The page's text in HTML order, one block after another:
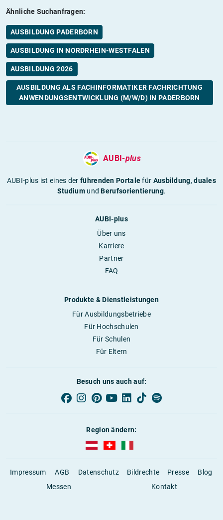
Ähnliche Suchanfragen:
AUSBILDUNG PADERBORN
AUSBILDUNG IN NORDRHEIN-WESTFALEN
AUSBILDUNG 2026
AUSBILDUNG ALS FACHINFORMATIKER FACHRICHTUNG
ANWENDUNGSENTWICKLUNG (M/W/D) IN PADERBORN
AUBI-plus
AUBI-plus ist eines derführenden Portalefür Ausbildung,duales
StudiumundBerufsorientierung.
AUBI-plus
Über uns
Karriere
Partner
FAQ
Produkte & Dienstleistungen
Für Ausbildungsbetriebe
Für Hochschulen
Für Schulen
Für Eltern
Besuch uns auch auf:
Region ändern:
AUBI-plus Österreich (deutsch)
Impressum AGB Datenschutz Bildrechte Presse
Blog
Messen
Kontakt